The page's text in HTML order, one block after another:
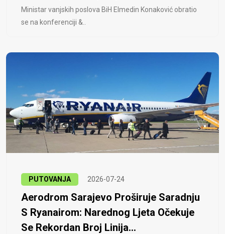
Ministar vanjskih poslova BiH Elmedin Konaković obratio
se na konferenciji &..
PUTOVANJA 2026-07-24
Aerodrom Sarajevo Proširuje Saradnju
S Ryanairom: Narednog Ljeta Očekuje
Se Rekordan Broj Linija...